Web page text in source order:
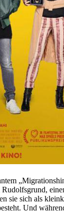
sie sich als
Und